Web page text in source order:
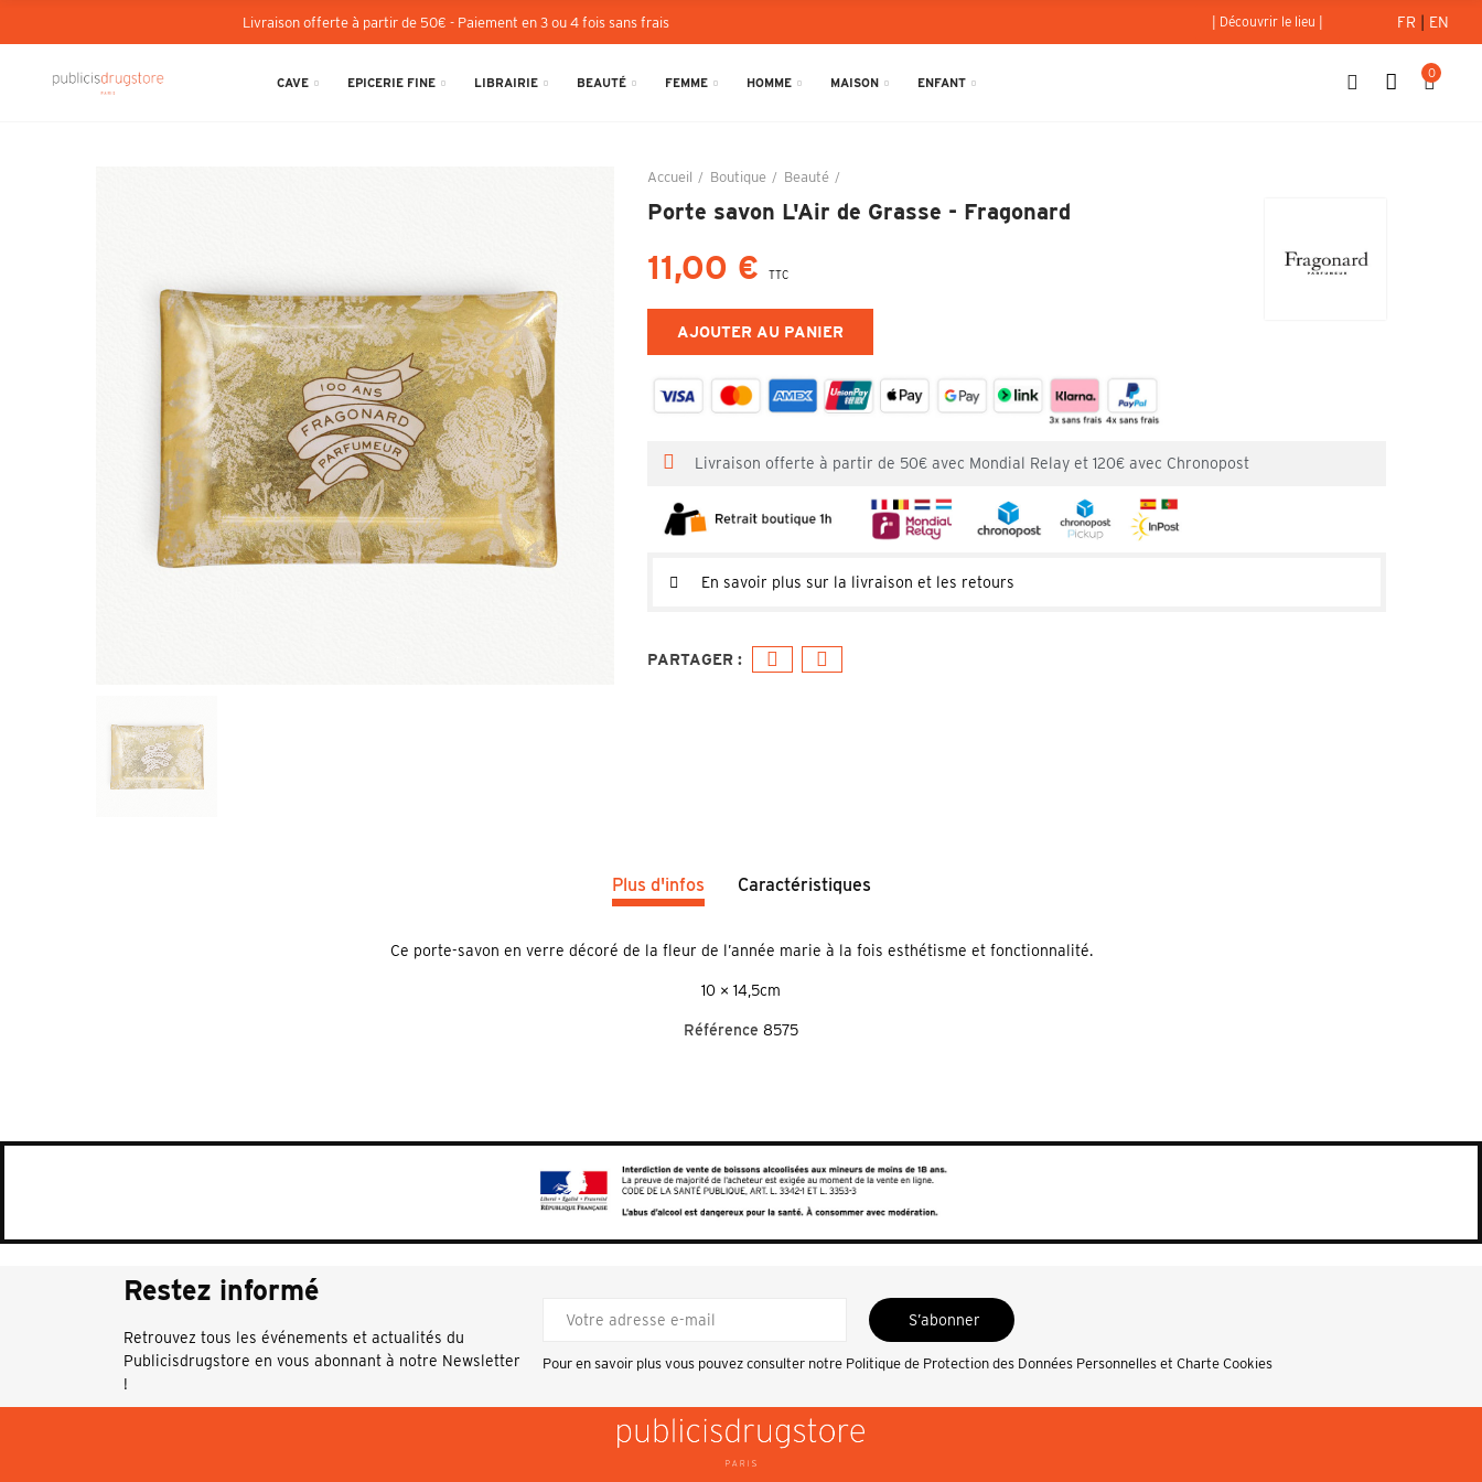
Livraison offerte à partir de 50€ - Paiement en 3 ou 4 fois sans frais | Découvrir le lieu | FR | EN
CAVE EPICERIE FINE LIBRAIRIE BEAUTÉ FEMME HOMME MAISON ENFANT
0
Accueil Boutique Beauté
Porte savon L'Air de Grasse - Fragonard
11,00 € TTC
AJOUTER AU PANIER
Livraison offerte à partir de 50€ avec Mondial Relay et 120€ avec Chronopost
En savoir plus sur la livraison et les retours
Plus d'infos Caractéristiques
Ce porte-savon en verre décoré de la fleur de l’année marie à la fois esthétisme et fonctionnalité.
10 × 14,5cm
Référence 8575
Restez informé
Retrouvez tous les événements et actualités du
Publicisdrugstore en vous abonnant à notre Newsletter
!
S’abonner
Pour en savoir plus vous pouvez consulter notre Politique de Protection des Données Personnelles et Charte Cookies